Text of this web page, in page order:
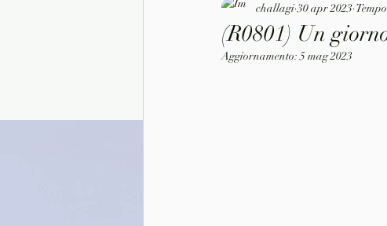
Classici lett. italiana Saggistica
(R0801) Un
challagi 30 apr 2023
Aggiornamento:5 mag 2023